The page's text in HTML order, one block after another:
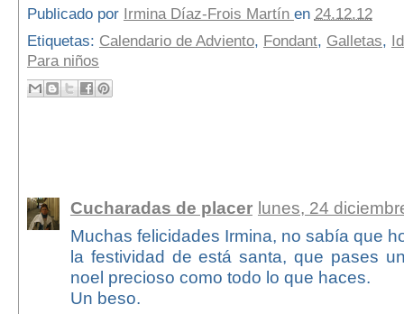
Publicado por Irmina Díaz-Frois Martín en 24.12.12
Etiquetas: Calendario de Adviento, Fondant, Galletas,
Para niños
Cucharadas de placer lunes, 24
Muchas felicidades Irmina, no sabía que
la festividad de está santa, que pases
noel precioso como todo lo que haces.
Un beso.